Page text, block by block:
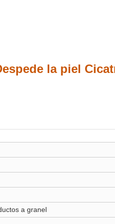
la piel
a granel